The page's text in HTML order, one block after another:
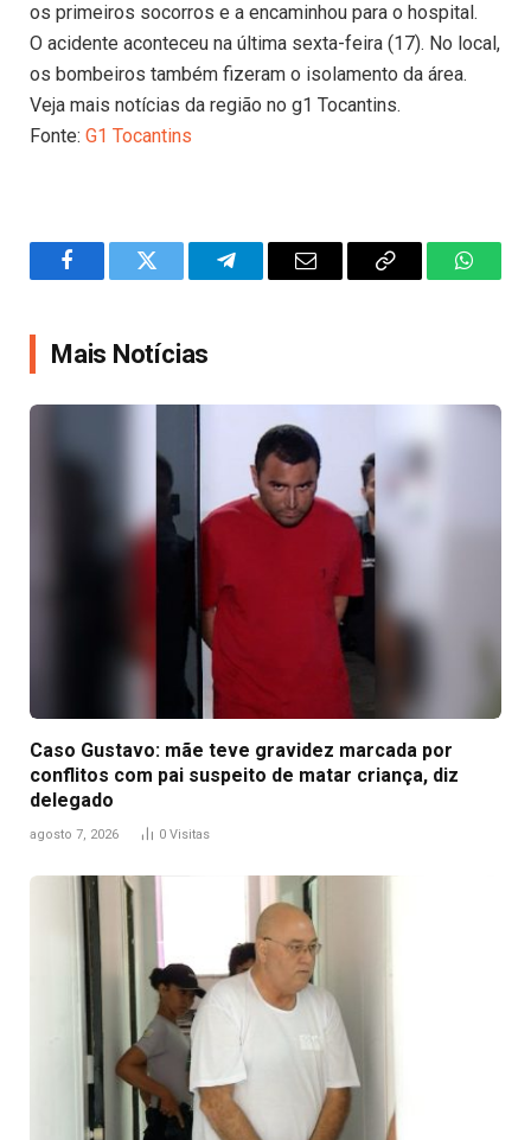
os primeiros socorros e a encaminhou para o hospital.
O acidente aconteceu na última sexta-feira (17). No local,
os bombeiros também fizeram o isolamento da área.
Veja mais notícias da região no g1 Tocantins.
Fonte: G1 Tocantins
FacebookTwitter TelegramEmail
Copy
Mais Notícias
Caso Gustavo: mãe teve gravidez marcada por
conflitos com pai suspeito de matar criança, diz
delegado
agosto 7, 2026 0 Visitas